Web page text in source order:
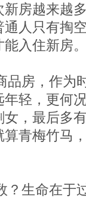
房越来越
人只有掏
能入住新房
品房，作为
轻，更何
，最后多
青梅竹马
？生命在于